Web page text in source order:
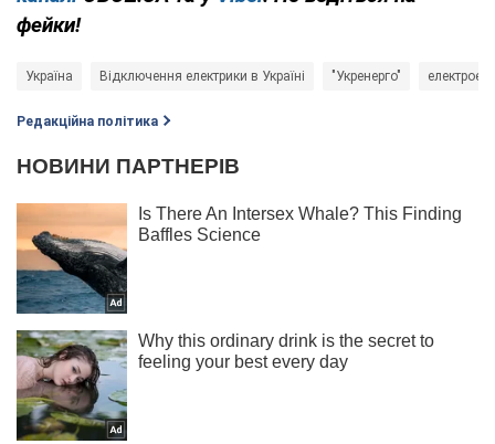
фейки!
Україна Відключення електрики в Україні "Укренерго"
Редакційна політика